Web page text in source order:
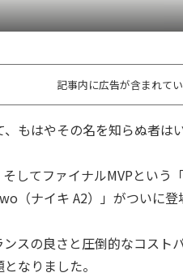
記事内に広告が含まれてい
もはやその名を知らぬ者はい
してファイナルMVPとい
（ナイキ A2）」がついに登
スの良さと圧倒的なコスト
なりました。